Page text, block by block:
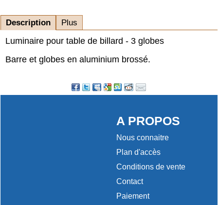
Description Plus
Luminaire pour table de billard - 3 globes
Barre et globes en aluminium brossé.
A PROPOS
Nous connaitre
Plan d'accès
Conditions de vente
Contact
Paiement